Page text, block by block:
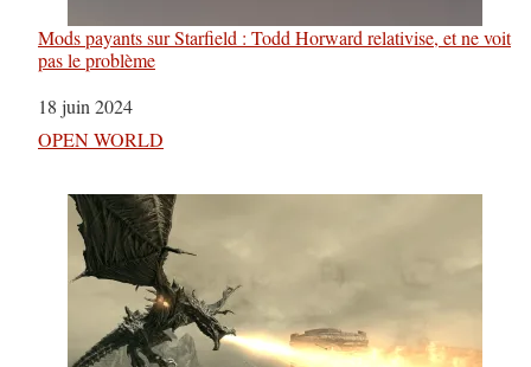
Mods payants sur Starfield : Todd Horward relativise, et ne voit
pas le problème
Date
18 juin 2024
Par rapport à
OPEN WORLD